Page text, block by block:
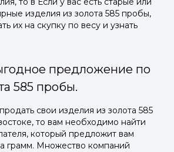
изделия из золота 585 пробы,
их на скупку по весу и узнать
предложение по
585 пробы.
свои изделия из золота 585
то вам необходимо найти
который предложит вам
грамм. Множество компаний